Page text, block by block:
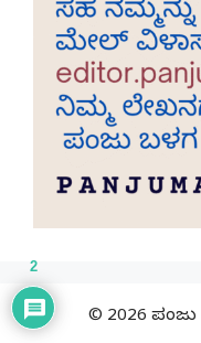
© 2026 ಪಂಜು
2